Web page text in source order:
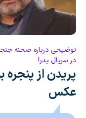
توضیحی درباره صحنه
در سریال پدر!
پریدن از پنجره
عکس